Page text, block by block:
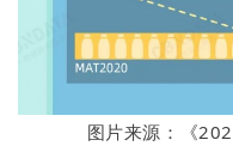
图片来源：《